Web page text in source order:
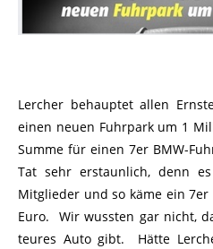
Lercher behauptet allen
einen neuen Fuhrpark um 1
Summe für einen 7er BMW-
Tat sehr erstaunlich, denn
Mitglieder und so käme ein 7er
Euro. Wir wussten gar nicht,
teures Auto gibt. Hätte